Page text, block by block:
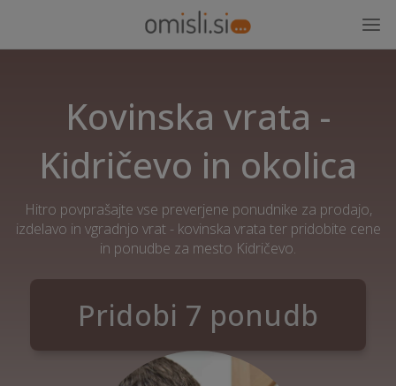
Kovinska vrata -
Kidričevo in okolica
Hitro povprašajte vse preverjene ponudnike za prodajo,
izdelavo in vgradnjo vrat - kovinska vrata ter pridobite cene
in ponudbe za mesto Kidričevo.
Pridobi 7 ponudb